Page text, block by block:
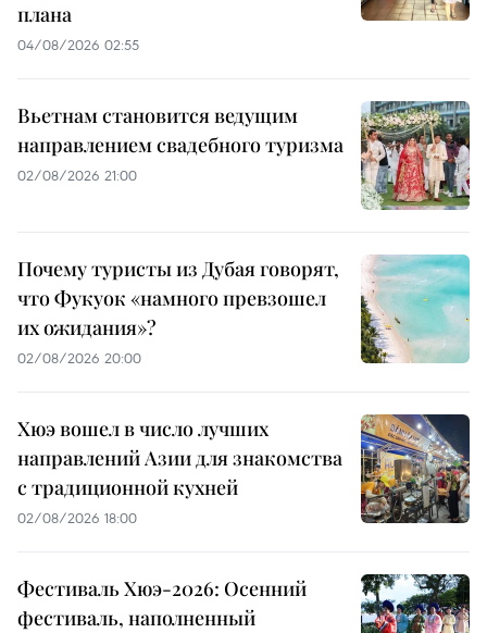
плана
04/08/2026 02:55
Вьетнам становится ведущим
направлением свадебного туризма
02/08/2026 21:00
Почему туристы из Дубая говорят,
что Фукуок «намного превзошел
их ожидания»?
02/08/2026 20:00
Хюэ вошел в число лучших
направлений Азии для знакомства
с традиционной кухней
02/08/2026 18:00
Фестиваль Хюэ-2026: Осенний
фестиваль, наполненный